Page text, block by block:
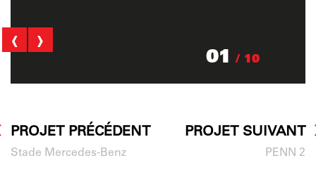
01 / 10
‹ ›
PROJET SUIVANT
PENN 2
PROJET PRÉCÉDENT
Stade Mercedes-Benz